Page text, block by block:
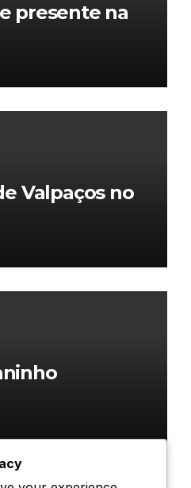
presente na
Valpaços no